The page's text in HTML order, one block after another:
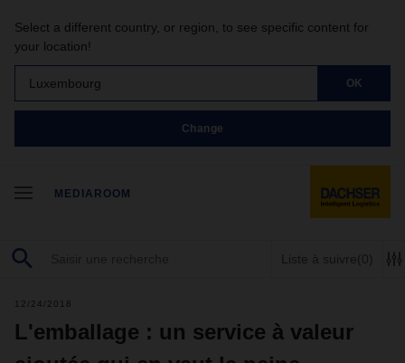
Select a different country, or region, to see specific content for
your location!
Luxembourg OK
Change
MEDIAROOM
Liste à suivre(0)
12/24/2018
L'emballage : un service à valeur